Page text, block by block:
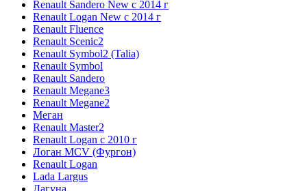
Renault Sandero New с 2014 г
Renault Logan New с 2014 г
Renault Fluence
Renault Scenic2
Renault Symbol2 (Talia)
Renault Symbol
Renault Sandero
Renault Megane3
Renault Megane2
Меган
Renault Master2
Renault Logan c 2010 г
Логан МСV (Фургон)
Renault Logan
Lada Largus